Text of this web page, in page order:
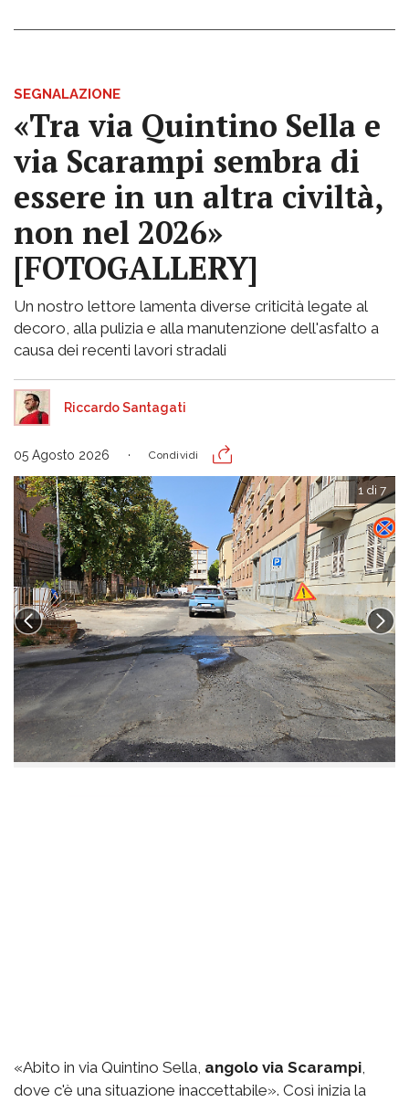
SEGNALAZIONE
«Tra via Quintino Sella e
via Scarampi sembra di
essere in un altra civiltà,
non nel 2026»
[FOTOGALLERY]
Un nostro lettore lamenta diverse criticità legate al
decoro, alla pulizia e alla manutenzione dell'asfalto a
causa dei recenti lavori stradali
Riccardo Santagati
05 Agosto 2026 Condividi
1 di 7
«Abito in via Quintino Sella, angolo via Scarampi,
dove c'è una situazione inaccettabile». Così inizia la